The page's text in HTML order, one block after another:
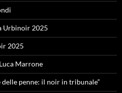
Urbinoir 2025
2025
Marrone
penne: il noir in tribunale”